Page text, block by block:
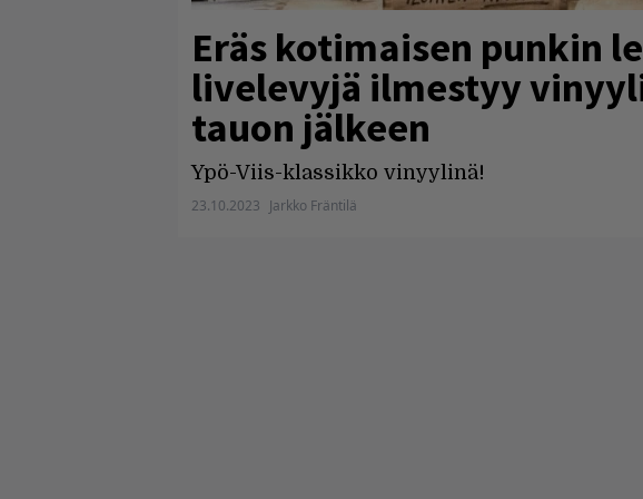
Eräs kotimaisen punkin
livelevyjä ilmestyy
tauon jälkeen
Ypö-Viis-klassikko vinyylinä!
23.10.2023 Jarkko Fräntilä